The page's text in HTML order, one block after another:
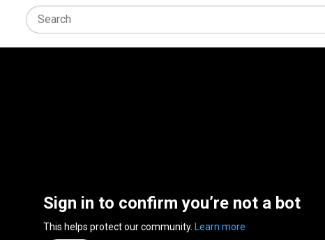
Sign in to confirm you’re not a bot
This helps protect our community. Learn more